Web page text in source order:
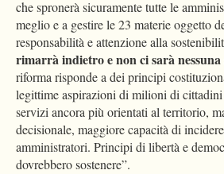
che spronerà sicuramente tutte le
meglio e a gestire le 23 materie oggetto
responsabilità e attenzione alla
rimarrà indietro e non ci sarà nessuna
riforma risponde a dei principi
legittime aspirazioni di milioni di
servizi ancora più orientati al territorio,
decisionale, maggiore capacità di
amministratori. Principi di libertà e
dovrebbero sostenere”.